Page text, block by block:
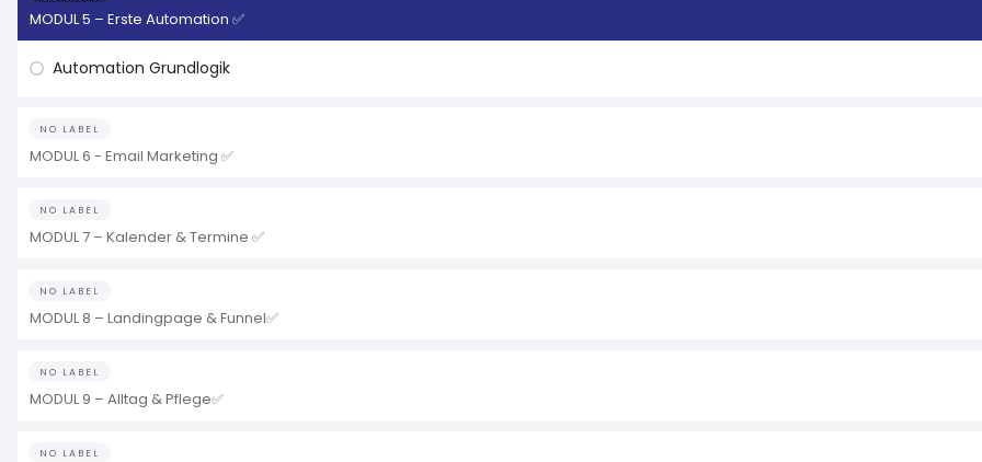
MODUL 5 – Erste Automation ✅
Automation Grundlogik
NO LABEL
MODUL 6 - Email Marketing ✅
NO LABEL
MODUL 7 – Kalender & Termine ✅
NO LABEL
MODUL 8 – Landingpage & Funnel✅
NO LABEL
MODUL 9 – Alltag & Pflege✅
NO LABEL